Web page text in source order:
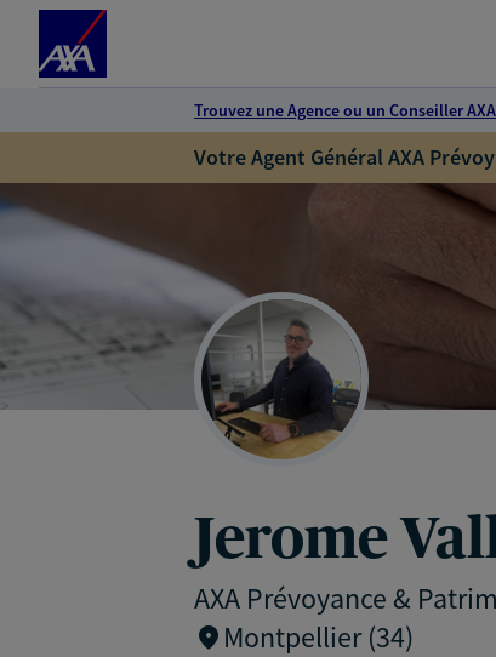
Trouvez une Agence ou un Conseiller AXA
Votre Agent Général AXA
Jerome
AXA Prévoyance &
Montpellier (34)